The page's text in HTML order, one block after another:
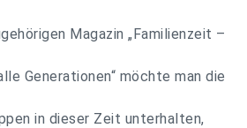
Magazin „Familienzeit –
Generationen“ möchte man die
in dieser Zeit unterhalten,